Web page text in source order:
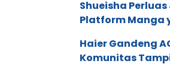
Shueisha
Platform Manga
Haier Gandeng
Komunitas